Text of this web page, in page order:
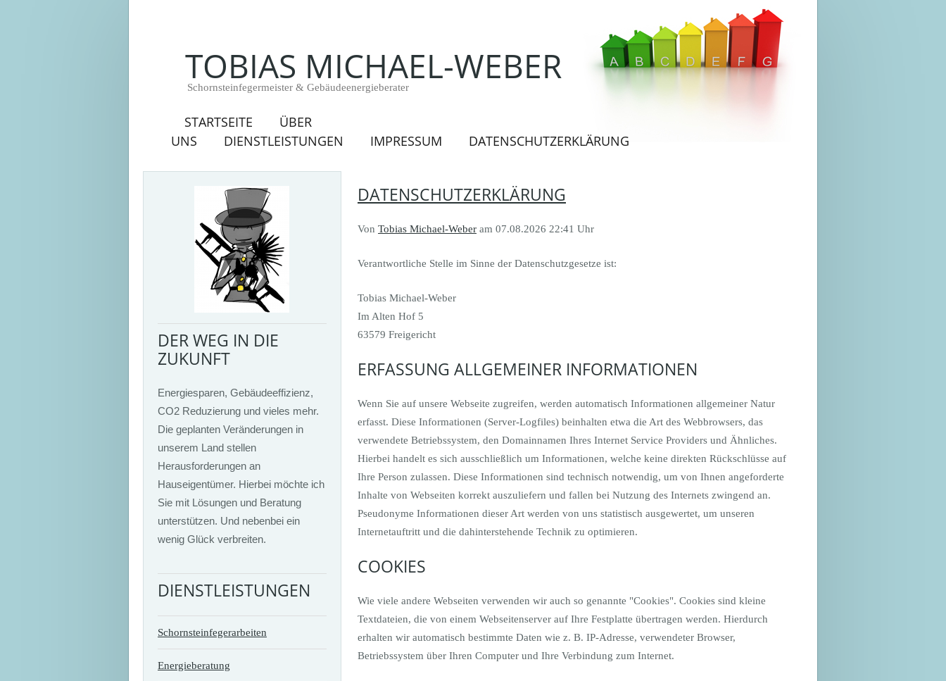
TOBIAS MICHAEL-WEBER
Schornsteinfegermeister & Gebäudeenergieberater
STARTSEITE
ÜBER
UNS
DIENSTLEISTUNGEN IMPRESSUM DATENSCHUTZERKLÄRUNG
DER WEG IN DIE
ZUKUNFT
Energiesparen, Gebäudeeffizienz,
CO2 Reduzierung und vieles mehr.
Die geplanten Veränderungen in
unserem Land stellen
Herausforderungen an
Hauseigentümer. Hierbei möchte ich
Sie mit Lösungen und Beratung
unterstützen. Und nebenbei ein
wenig Glück verbreiten.
DIENSTLEISTUNGEN
Schornsteinfegerarbeiten
Energieberatung
DATENSCHUTZERKLÄRUNG
Von Tobias Michael-Weber am 07.08.2026 22:41 Uhr
Verantwortliche Stelle im Sinne der Datenschutzgesetze ist:
Tobias Michael-Weber
Im Alten Hof 5
63579 Freigericht
ERFASSUNG ALLGEMEINER INFORMATIONEN
Wenn Sie auf unsere Webseite zugreifen, werden automatisch Informationen allgemeiner Natur
erfasst. Diese Informationen (Server-Logfiles) beinhalten etwa die Art des Webbrowsers, das
verwendete Betriebssystem, den Domainnamen Ihres Internet Service Providers und Ähnliches.
Hierbei handelt es sich ausschließlich um Informationen, welche keine direkten Rückschlüsse auf
Ihre Person zulassen. Diese Informationen sind technisch notwendig, um von Ihnen angeforderte
Inhalte von Webseiten korrekt auszuliefern und fallen bei Nutzung des Internets zwingend an.
Pseudonyme Informationen dieser Art werden von uns statistisch ausgewertet, um unseren
Internetauftritt und die dahinterstehende Technik zu optimieren.
COOKIES
Wie viele andere Webseiten verwenden wir auch so genannte "Cookies". Cookies sind kleine
Textdateien, die von einem Webseitenserver auf Ihre Festplatte übertragen werden. Hierdurch
erhalten wir automatisch bestimmte Daten wie z. B. IP-Adresse, verwendeter Browser,
Betriebssystem über Ihren Computer und Ihre Verbindung zum Internet.